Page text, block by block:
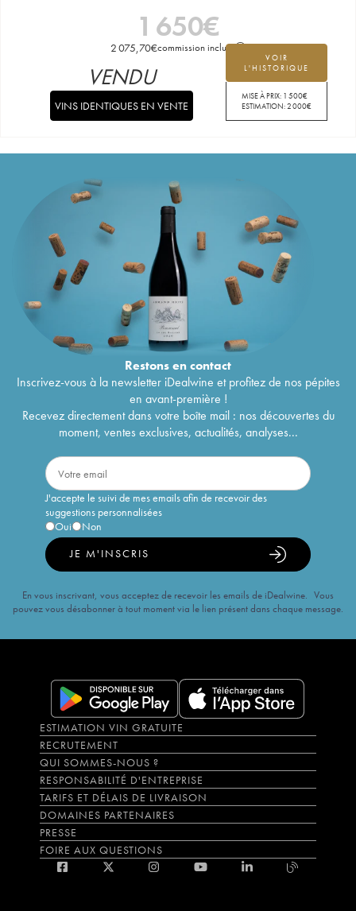
1 650€
2 075,70€commission incluse
VOIR
L'HISTORIQUE
MISE À PRIX: 1 500€
ESTIMATION:2 000€
VENDU
VINS IDENTIQUES EN VENTE
Restons encontact
Inscrivez-vous à la newsletter iDealwine et profitez de nos pépites
en avant-première !
Recevez directement dans votre boîte mail : nos découvertes du
moment, ventes exclusives, actualités, analyses...
J'accepte le suivi de mes emails afin de recevoir des
suggestions personnalisées
Oui
Non
JE M'INSCRIS
En vous inscrivant, vous acceptez de recevoir les emails de iDealwine. Vous
pouvez vous désabonner à tout moment via le lien présent dans chaque message.
ESTIMATION VIN GRATUITE
RECRUTEMENT
QUI SOMMES-NOUS ?
RESPONSABILITÉ D'ENTREPRISE
TARIFS ET DÉLAIS DE LIVRAISON
DOMAINES PARTENAIRES
PRESSE
FOIRE AUX QUESTIONS